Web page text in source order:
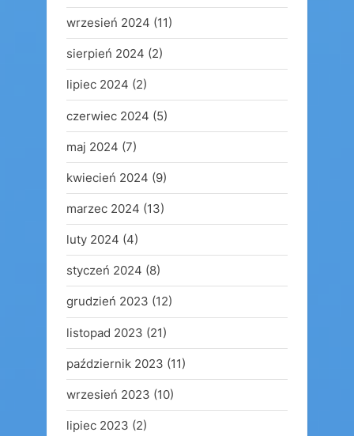
wrzesień 2024 (11)
sierpień 2024 (2)
lipiec 2024 (2)
czerwiec 2024 (5)
maj 2024 (7)
kwiecień 2024 (9)
marzec 2024 (13)
luty 2024 (4)
styczeń 2024 (8)
grudzień 2023 (12)
listopad 2023 (21)
październik 2023 (11)
wrzesień 2023 (10)
lipiec 2023 (2)